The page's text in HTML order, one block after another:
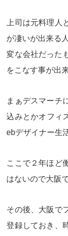
上司は元料理人
が凄いが出来る人
変な会社だった
をこなす事が出
まぁデスマーチ
込みとかオフィ
ebデザイナー生
ここで２年ほど
はないので大阪
その後、大阪で
登録しておき、